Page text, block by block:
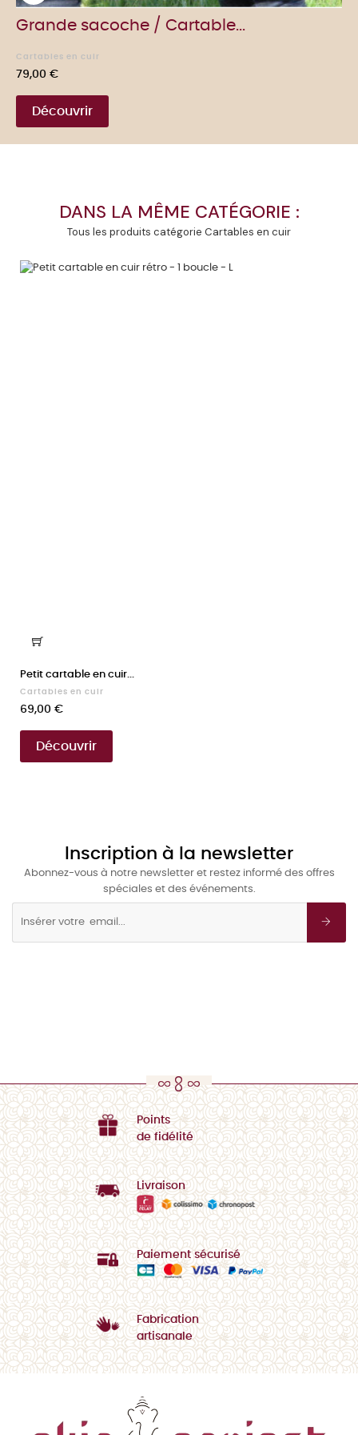
Grande sacoche / Cartable...
Cartables en cuir
Prix
79,00 €
Découvrir
DANS LA MÊME CATÉGORIE :
Tous les produits catégorie Cartables en cuir
Petit cartable en cuir...
Cartables en cuir
Prix
69,00 €
Découvrir
Inscription à la newsletter
Abonnez-vous à notre newsletter et restez informé des offres
spéciales et des événements.
Points
de fidélité
Livraison
Paiement sécurisé
Fabrication
artisanale